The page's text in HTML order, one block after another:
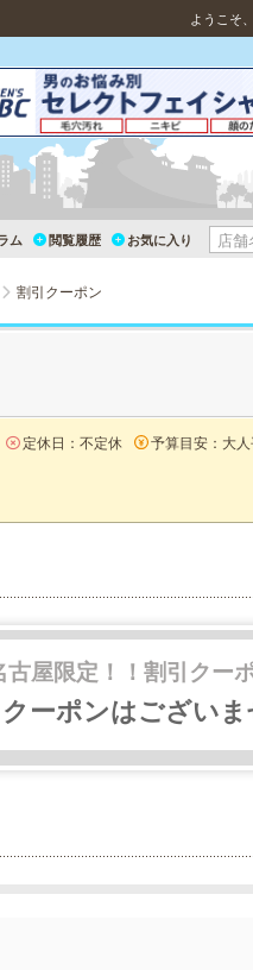
ようこそ、
ム 閲覧履歴 お気に入り
割引クーポン
定休日：不定休
予算目安：大人
古屋限定！！割引クー
ーポンはござい